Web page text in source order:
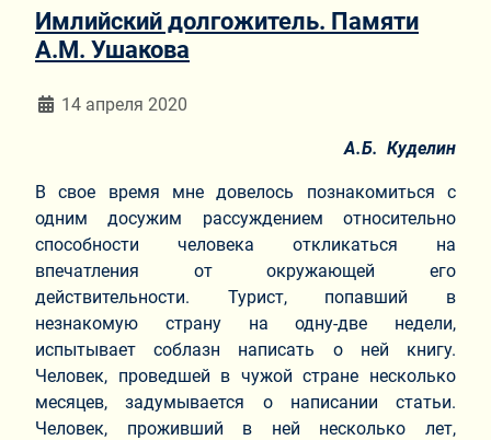
Имлийский долгожитель. Памяти
А.М. Ушакова
Информация о материале
14 апреля 2020
А.Б. Куделин
В свое время мне довелось познакомиться с
одним досужим рассуждением относительно
способности человека откликаться на
впечатления от окружающей его
действительности. Турист, попавший в
незнакомую страну на одну-две недели,
испытывает соблазн написать о ней книгу.
Человек, проведшей в чужой стране несколько
месяцев, задумывается о написании статьи.
Человек, проживший в ней несколько лет,